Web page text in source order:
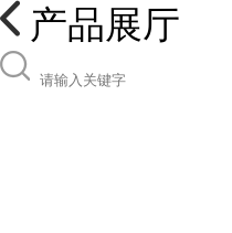
产品展厅